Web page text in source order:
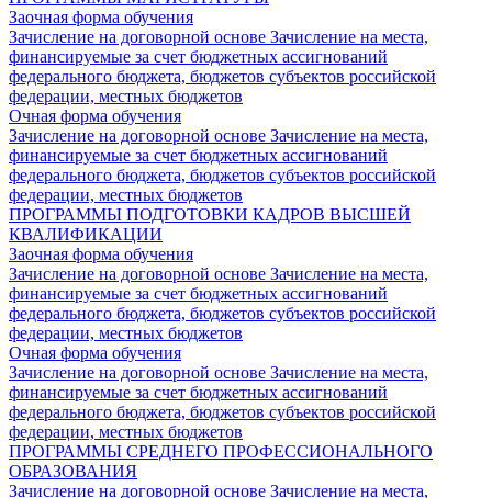
Заочная форма обучения
Зачисление на договорной основе Зачисление на места,
финансируемые за счет бюджетных ассигнований
федерального бюджета, бюджетов субъектов российской
федерации, местных бюджетов
Очная форма обучения
Зачисление на договорной основе Зачисление на места,
финансируемые за счет бюджетных ассигнований
федерального бюджета, бюджетов субъектов российской
федерации, местных бюджетов
ПРОГРАММЫ ПОДГОТОВКИ КАДРОВ ВЫСШЕЙ
КВАЛИФИКАЦИИ
Заочная форма обучения
Зачисление на договорной основе Зачисление на места,
финансируемые за счет бюджетных ассигнований
федерального бюджета, бюджетов субъектов российской
федерации, местных бюджетов
Очная форма обучения
Зачисление на договорной основе Зачисление на места,
финансируемые за счет бюджетных ассигнований
федерального бюджета, бюджетов субъектов российской
федерации, местных бюджетов
ПРОГРАММЫ СРЕДНЕГО ПРОФЕССИОНАЛЬНОГО
ОБРАЗОВАНИЯ
Зачисление на договорной основе Зачисление на места,